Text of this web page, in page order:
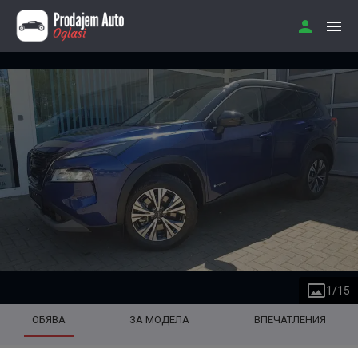
1 /15
ОБЯВА ЗА МОДЕЛА ВПЕЧАТЛЕНИЯ